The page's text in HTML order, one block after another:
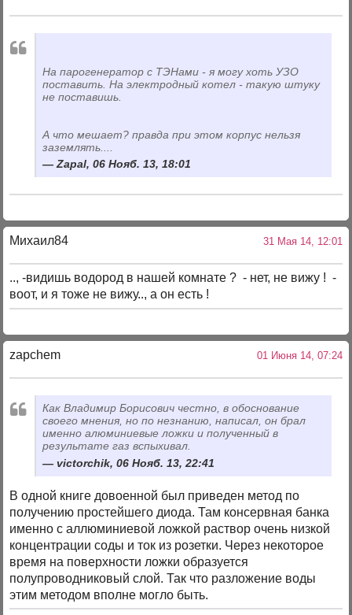
На парогенератор с ТЭНами - я могу хоть УЗО
поставить. На электродный котел - такую штуку
не поставишь.
А что мешает? правда при этом корпус нельзя
заземлять....
Zapal, 06 Нояб. 13, 18:01
Михаил84 31 Мая 14, 12:01
.., -видишь водород в нашей комнате ? - нет, не вижу ! -
воот, и я тоже не вижу.., а он есть !
zapchem 01 Июня 14, 07:24
Как Владимир Борисович честно, в обоснование
своего мнения, но по незнанию, написал, он брал
именно алюминиевые ложки и полученный в
результате газ вспыхивал.
victorchik, 06 Нояб. 13, 22:41
В одной книге довоенной был приведен метод по
получению простейшего диода. Там консервная банка
именно с аллюминиевой ложкой раствор очень низкой
концентрации соды и ток из розетки. Через некоторое
время на поверхности ложки образуется
полупроводниковый слой. Так что разложение воды
этим методом вполне могло быть.